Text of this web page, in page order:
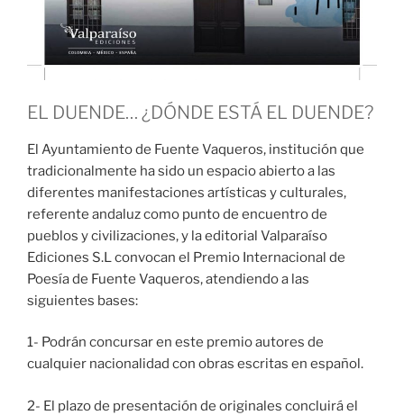
EL DUENDE… ¿DÓNDE ESTÁ EL DUENDE?
El Ayuntamiento de Fuente Vaqueros, institución que
tradicionalmente ha sido un espacio abierto a las
diferentes manifestaciones artísticas y culturales,
referente andaluz como punto de encuentro de
pueblos y civilizaciones, y la editorial Valparaíso
Ediciones S.L convocan el Premio Internacional de
Poesía de Fuente Vaqueros, atendiendo a las
siguientes bases:
1- Podrán concursar en este premio autores de
cualquier nacionalidad con obras escritas en español.
2- El plazo de presentación de originales concluirá el